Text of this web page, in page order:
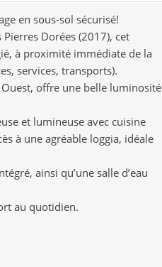
en sous-sol sécurisé!
Dorées (2017), cet
à proximité immédiate de la
services, transports).
offre une belle luminosité
et lumineuse avec cuisine
à une agréable loggia, idéale
ainsi qu’une salle d’eau
au quotidien.